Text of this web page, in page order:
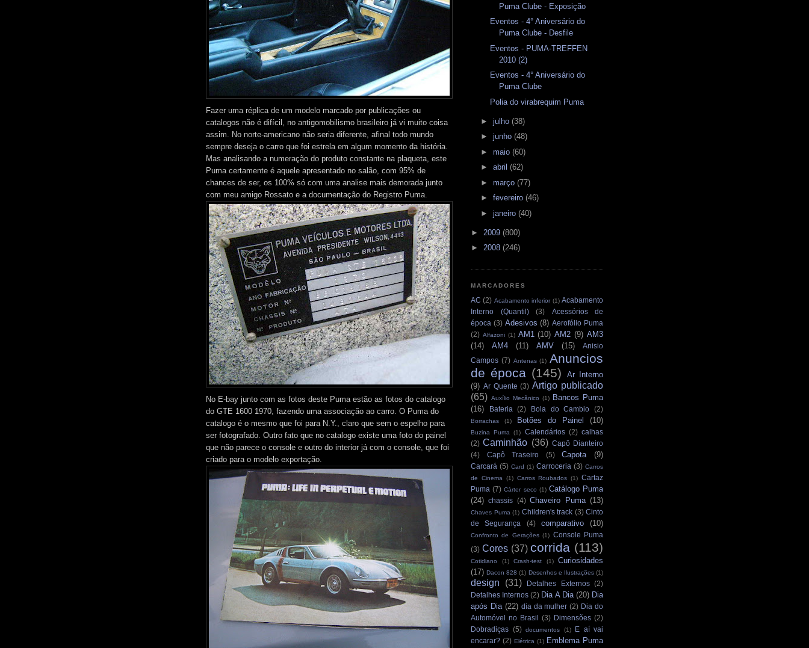
Fazer uma réplica de um modelo marcado por publicações ou
catalogos não é difícil, no antigomobilismo brasileiro já vi muito coisa
assim. No norte-americano não seria diferente, afinal todo mundo
sempre deseja o carro que foi estrela em algum momento da história.
Mas analisando a numeração do produto constante na plaqueta, este
Puma certamente é aquele apresentado no salão, com 95% de
chances de ser, os 100% só com uma analise mais demorada junto
com meu amigo Rossato e a documentação do Registro Puma.
No E-bay junto com as fotos deste Puma estão as fotos do catalogo
do GTE 1600 1970, fazendo uma associação ao carro. O Puma do
catalogo é o mesmo que foi para N.Y., claro que sem o espelho para
ser fotografado. Outro fato que no catalogo existe uma foto do painel
que não parece o console e outro do interior já com o console, que foi
criado para o modelo exportação.
Puma Clube - Exposição
Eventos - 4° Aniversário do
Puma Clube - Desfile
Eventos - PUMA-TREFFEN
2010 (2)
Eventos - 4° Aniversário do
Puma Clube
Polia do virabrequim Puma
► julho (38)
► junho (48)
► maio (60)
► abril (62)
► março (77)
► fevereiro (46)
► janeiro (40)
► 2009 (800)
► 2008 (246)
MARCADORES
AC (2) Acabamento inferior (1) Acabamento
Interno (Quantil)
(3)
Acessórios de
época (3) Adesivos (8) Aerofólio Puma
(2) Alfazoni (1) AM1 (10) AM2 (9) AM3
(14)
AM4 (11) AMV (15)
Anisio
Campos (7) Antenas (1) Anuncios
de época (145)
Ar Interno
(9) Ar Quente (3) Artigo publicado
(65) Auxílio Mecânico (1)
Bancos Puma
(16)
Bateria (2) Bola do Cambio (2)
Borrachas (1) Botões do Painel (10)
Buzina Puma (1) Calendários (2) calhas
(2) Caminhão (36) Capô Dianteiro
(4)
Capô Traseiro (5) Capota (9)
Carcará (5) Card (1) Carroceria (3) Carros
de Cinema (1) Carros Roubados (1) Cartaz
Puma (7) Cárter seco (1) Catálogo Puma
(24) chassis (4) Chaveiro Puma (13)
Chaves Puma (1) Children's track (3) Cinto
de Segurança
(4) comparativo (10)
Confronto de Gerações (1) Console Puma
(3) Cores (37) corrida (113)
Cotidiano (1) Crash-test (1)
Curiosidades
(17) Dacon 828 (1) Desenhos e Ilustrações (1)
design (31) Detalhes Externos (2)
Detalhes Internos (2) Dia A Dia (20) Dia
após Dia (22) dia da mulher (2) Dia do
Automóvel no Brasil
(3) Dimensões (2)
Dobradiças (5) documentos (1)
E aí vai
encarar? (2) Elétrica (1) Emblema Puma